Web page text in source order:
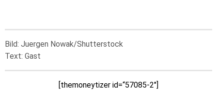
Bild: Juergen Nowak/Shutterstock
Text: Gast
[themoneytizer id=“57085-2″]